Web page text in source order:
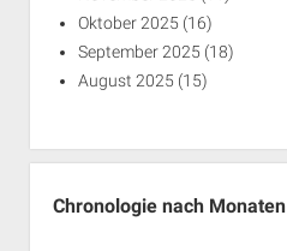
Oktober 2025 (16)
September 2025 (18)
August 2025 (15)
Chronologie nach Monaten